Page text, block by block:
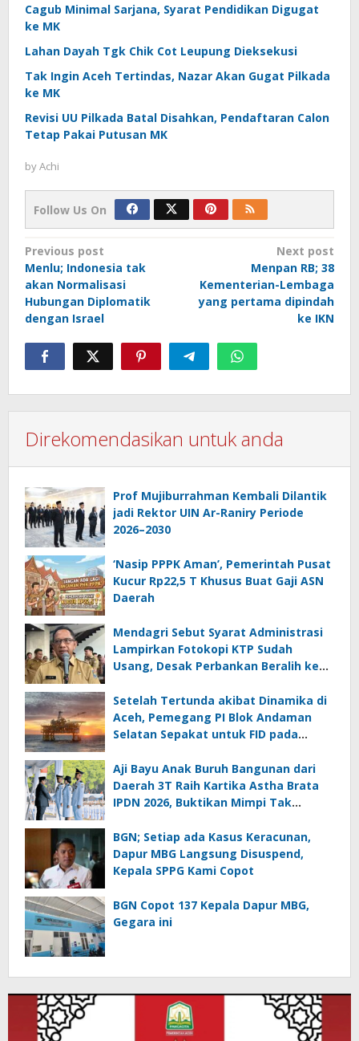
Cagub Minimal Sarjana, Syarat Pendidikan Digugat
ke MK
Lahan Dayah Tgk Chik Cot Leupung Dieksekusi
Tak Ingin Aceh Tertindas, Nazar Akan Gugat Pilkada
ke MK
Revisi UU Pilkada Batal Disahkan, Pendaftaran Calon
Tetap Pakai Putusan MK
byAchi
Follow Us On
Post
navigation
Previous post
Menlu; Indonesia tak
akan Normalisasi
Hubungan Diplomatik
dengan Israel
Next post
Menpan RB; 38
Kementerian-Lembaga
yang pertama dipindah
ke IKN
Direkomendasikan untuk anda
Prof Mujiburrahman Kembali Dilantik
jadi Rektor UIN Ar-Raniry Periode
2026–2030
‘Nasip PPPK Aman’, Pemerintah Pusat
Kucur Rp22,5 T Khusus Buat Gaji ASN
Daerah
Mendagri Sebut Syarat Administrasi
Lampirkan Fotokopi KTP Sudah
Usang, Desak Perbankan Beralih ke
Setelah Tertunda akibat Dinamika di
Aceh, Pemegang PI Blok Andaman
Selatan Sepakat untuk FID pada
Aji Bayu Anak Buruh Bangunan dari
Daerah 3T Raih Kartika Astha Brata
IPDN 2026, Buktikan Mimpi Tak
BGN; Setiap ada Kasus Keracunan,
Dapur MBG Langsung Disuspend,
Kepala SPPG Kami Copot
BGN Copot 137 Kepala Dapur MBG,
Gegara ini